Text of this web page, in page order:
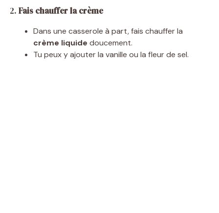
2. Fais chauffer la crème
Dans une casserole à part, fais chauffer la
crème liquide doucement.
Tu peux y ajouter la vanille ou la fleur de sel.